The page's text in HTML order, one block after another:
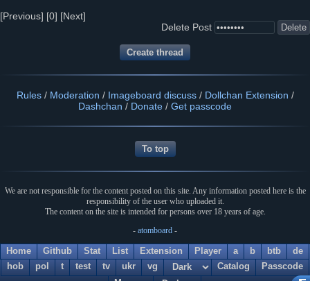
Delete Post
[Previous] [0] [Next]
Rules/ Moderation / Imageboard discuss/ Dollchan Extension /
Dashchan / Donate / Get passcode
To top
We are not responsible for the content posted on this site. Any information posted here is the
responsibility of the user who uploaded it.
The content on the site is intended for persons over 18 years of age.
- atomboard -
Home Github Stat List Extension Player a b btb
de
hob
pol t test tv ukr vg Catalog
Passcode